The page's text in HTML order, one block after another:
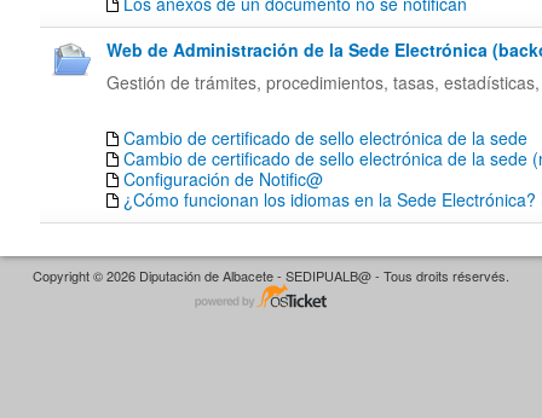
Web de Administración de la Sede Electrónica
Gestión de trámites, procedimientos, tasas,
Cambio de certificado de sello electrónica de la sede
Cambio de certificado de sello electrónica de la sede
Configuración de Notific@
¿Cómo funcionan los idiomas en la Sede Electrónica?
Copyright © 2026 Diputación de Albacete - SEDIPUALB@ - Tous droits réservés.